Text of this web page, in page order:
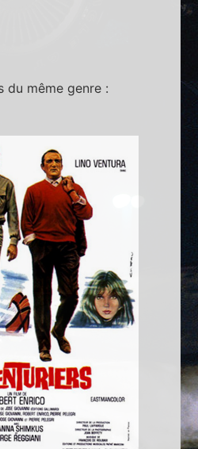
du même genre :